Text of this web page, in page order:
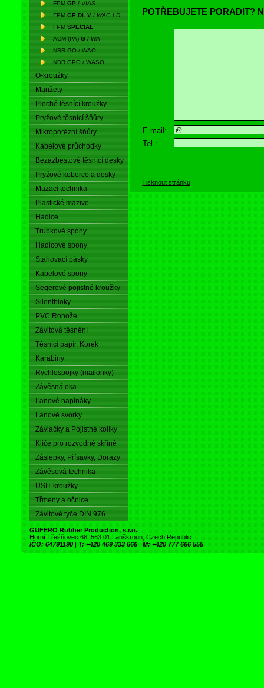
FPM GP / VIAS
FPM GP DL V / WAG LD
FPM SPECIAL
ACM (PA) G / WA
NBR GO / WAO
NBR GPO / WASO
O-kroužky
Manžety
Ploché těsnící kroužky
Pryžové těsnící šňůry
Mikroporézní šňůry
Kabelové průchodky
Bezazbestové těsnící desky
Pryžové koberce a desky
Mazací technika
Plastické mazivo
Hadice
Trubkové spony
Hadicové spony
Stahovací pásky
Kabelové spony
Segerové pojistné kroužky
Silentbloky
PVC Rohože
Závitová těsnění
Těsnící papír, Korek
Karabiny
Rychlospojky (mailonky)
Závěsná oka
Lanové napínáky
Lanové svorky
Závlačky a Pojistné kolíky
Klíče pro rozvodné skříně
Záslepky, Přísavky, Dorazy
Závěsová technika
USIT-kroužky
Třmeny a očnice
Závitové tyče DIN 976
POTŘEBUJETE PORADIT?
E-mail:
Tel.:
Tisknout stránku
GUFERO Rubber Production, s.r.o.
Horní Třešňovec 68, 563 01 Lanškroun, Czech Republic
IČO: 64791190 | T: +420 469 333 666 | M: +420 777 666 555